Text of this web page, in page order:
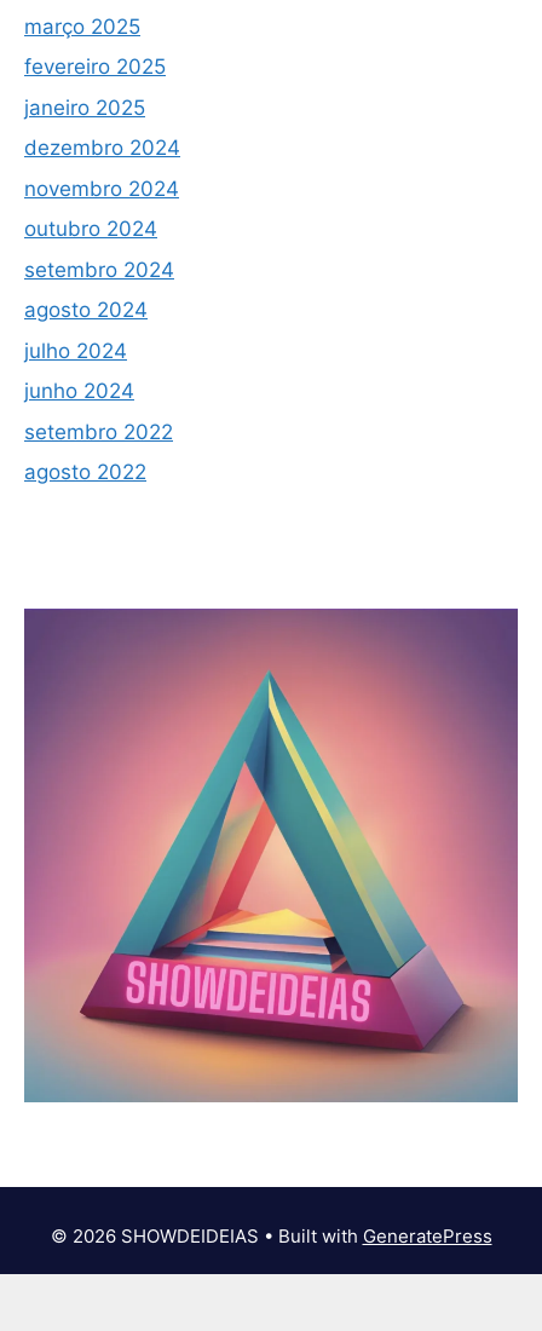
março 2025
fevereiro 2025
janeiro 2025
dezembro 2024
novembro 2024
outubro 2024
setembro 2024
agosto 2024
julho 2024
junho 2024
setembro 2022
agosto 2022
© 2026 SHOWDEIDEIAS • Built with GeneratePress